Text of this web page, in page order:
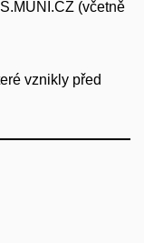
(včetně
vznikly před